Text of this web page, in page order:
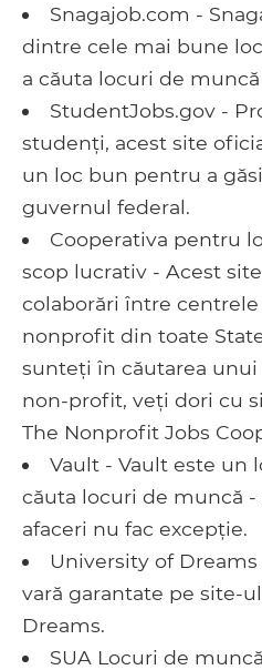
Snagajob.com -
dintre cele mai bune
a căuta locuri de
StudentJobs.gov -
studenți, acest site
un loc bun pentru a
guvernul federal.
Cooperativa pentru
scop lucrativ - Acest
colaborări între
nonprofit din toate
sunteți în căutarea
non-profit, veți dori cu
The Nonprofit Jobs
Vault - Vault este un
căuta locuri de muncă
afaceri nu fac excepție.
University of
vară garantate pe site-
Dreams.
SUA Locuri de